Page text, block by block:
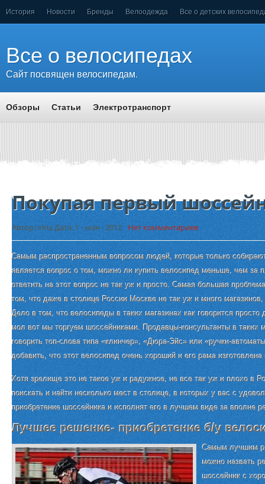
История Новости Бренды Велоодежда Все о детских
Все о велосипедах
Сайт посвящен велосипедам.
Обзоры Статьи Электротранспорт
Покупая первый
Автор: irina Дата: 1 - мая - 2012 Нет комментариев
Самым распространенным вопросом людей, которые только
является вопрос о том, можно ли купить велосипед меньше, чем за
ответить на этот вопрос не так уж и просто. Самая большая
том, что даже в столице России Москве не так уж и много
Дело в том, что велосипеды в таких магазинах как говорится просто
мол вот мы торгуем шоссейниками. Продавцы-консультанты в таких
говорить топ-слова типа «клинчер», «Дюра-Эйс» или «ручки-
добавить, что этот велосипед очень хороший и его рама
Хотя зрелище это не такое уж и радужное, не все так уж и плохо в
поискать и найти несколько мест в столице, в которых у вас с
приобретение шоссейника и исполнят его в лучшем виде за вполне
Лучшее решение- приобретение б/у
Самым лучшим
можно назвать
шоссейник с